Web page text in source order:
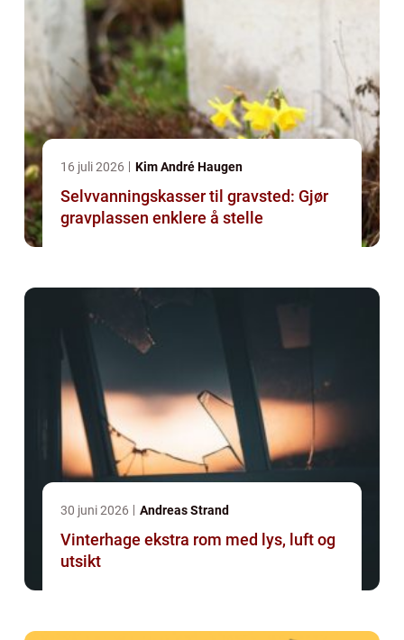
16 juli 2026 Kim André Haugen
Selvvanningskasser til gravsted: Gjør
gravplassen enklere å stelle
30 juni 2026 Andreas Strand
Vinterhage ekstra rom med lys, luft og
utsikt